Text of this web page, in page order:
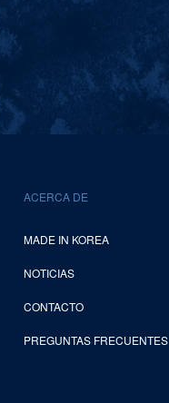
ACERCA DE
MADE IN KOREA
NOTICIAS
CONTACTO
PREGUNTAS FRECUENTES